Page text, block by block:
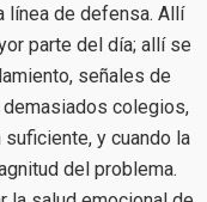
línea de defensa. Allí
parte del día; allí se
señales de
colegios,
y cuando la
del problema.